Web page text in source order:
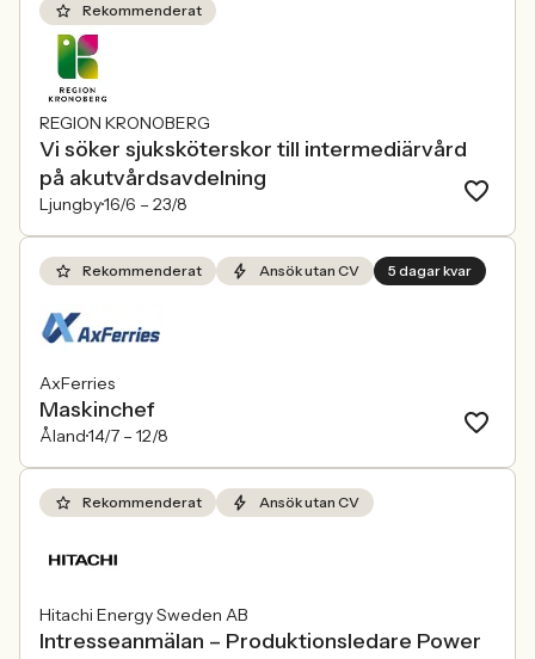
Rekommenderat
REGION KRONOBERG
Vi söker sjuksköterskor till intermediärvård
på akutvårdsavdelning
Ljungby16/6 – 23/8
Rekommenderat Ansök utan CV 5 dagar kvar
AxFerries
Maskinchef
Åland14/7 – 12/8
Rekommenderat Ansök utan CV
Hitachi Energy Sweden AB
Intresseanmälan – Produktionsledare Power